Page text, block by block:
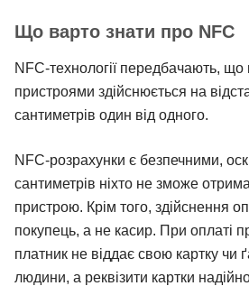
Що варто знати про NFC
NFC-технології передбачають,
пристроями здійснюється на
сантиметрів один від одного.
NFC-розрахунки є безпечними,
сантиметрів ніхто не зможе
пристрою. Крім того, здійснення
покупець, а не касир. При оплаті
платник не віддає свою картку чи
людини, а реквізити картки